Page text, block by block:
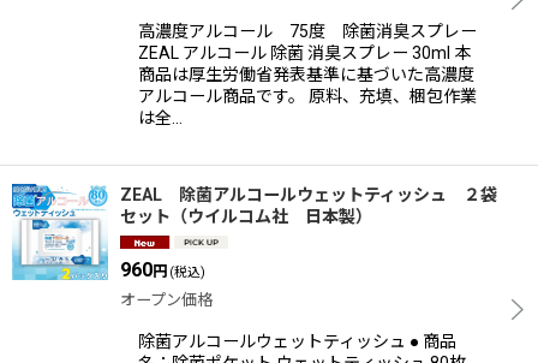
高濃度アルコール 75度 除菌消臭スプレー
ZEAL アルコール 除菌 消臭スプレー 30ml 本
商品は厚生労働省発表基準に基づいた高濃度
アルコール商品です。 原料、充填、梱包作業
は全…
ZEAL 除菌アルコールウェットティッシュ ２袋
セット（ウイルコム社 日本製）
960円 (税込)
オープン価格
除菌アルコールウェットティッシュ ● 商品